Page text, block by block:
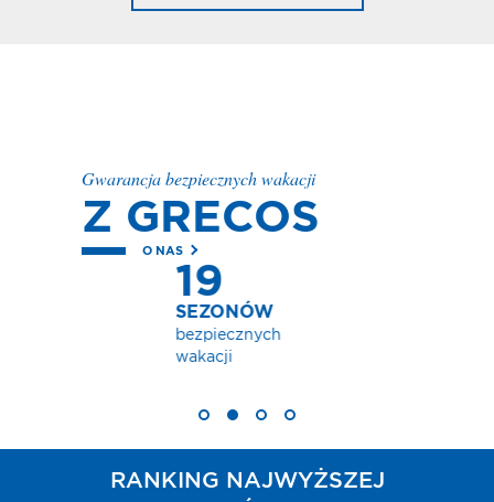
Gwarancja bezpiecznych wakacji
Z GRECOS
O NAS
RANKING NAJWYŻSZEJ